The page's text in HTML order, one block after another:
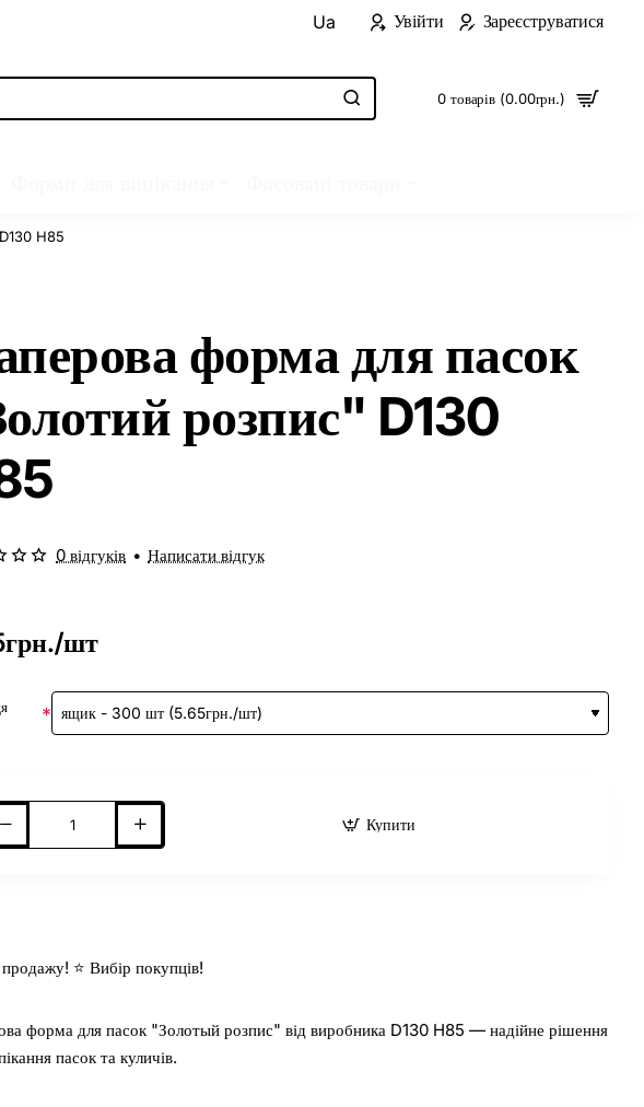
Ua Увійти Зареєструватися
0 товарів (0.00грн.)
H85
форма для пасок
розпис" D130
0 відгуків • Написати відгук
шт
Купити
⭐ Вибір покупців!
форма для пасок "Золотый розпис" від виробника D130 H85 — надійне рішення
пасок та куличів.